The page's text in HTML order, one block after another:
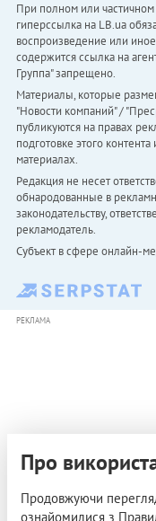
При полном или
гиперссылка на LB.ua
воспроизведение или
содержится ссылка на
Группа" запрещено.
Материалы, которые
"Новости компаний" /
публикуются на правах
подготовке этого
материалах.
Редакция не несет
обнародованные в
законодательству,
рекламодатель.
Субъект в сфере онлайн-
РЕКЛАМА
Про
Продовжуючи
ознайомилися з